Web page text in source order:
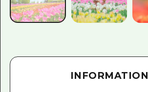
INFORMATION